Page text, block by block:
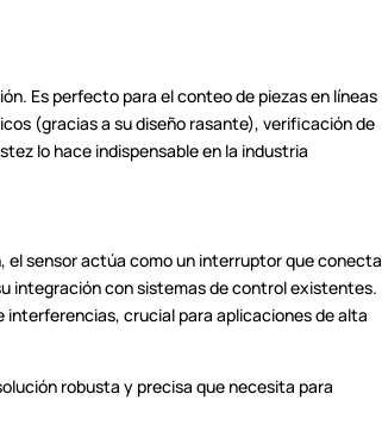
Es perfecto para el conteo de piezasen líneas
(gracias a su diseño rasante), verificación de
lo hace indispensable en la industria
el sensor actúa como un interruptorque conecta
integración con sistemas de controlexistentes.
interferencias, crucial para aplicaciones de alta
robusta y precisa que necesita para